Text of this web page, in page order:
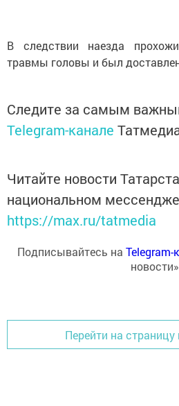
В следствии наезда
травмы головы и был
Следите за самым
Telegram-канале
Читайте новости
национальном
https://max.ru/tatmedia
Подписывайтесь на Telegram-
новости»
Перейти на страницу